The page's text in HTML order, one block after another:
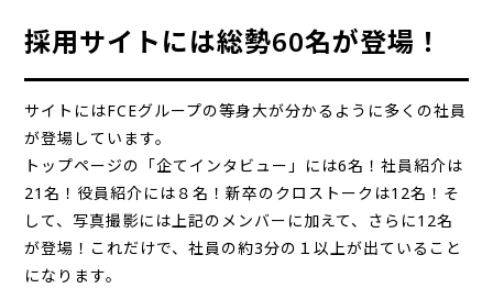
採用サイトには総勢60名が登場！
サイトにはFCEグループの等身大が分かるように多くの社員
が登場しています。
トップページの「企てインタビュー」には6名！社員紹介は
21名！役員紹介には８名！新卒のクロストークは12名！そ
して、写真撮影には上記のメンバーに加えて、さらに12名
が登場！これだけで、社員の約3分の１以上が出ていること
になります。